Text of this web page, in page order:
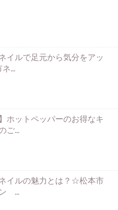
イルで足元から気分をアッ
...
ホットペッパーのお得なキ
ご...
イルの魅力とは？☆松本市
...